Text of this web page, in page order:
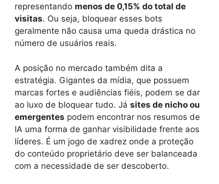
representando menos de 0,15% do total de
visitas. Ou seja, bloquear esses bots
geralmente não causa uma queda drástica no
número de usuários reais.
A posição no mercado também dita a
estratégia. Gigantes da mídia, que possuem
marcas fortes e audiências fiéis, podem se dar
ao luxo de bloquear tudo. Já sites de nicho ou
emergentes podem encontrar nos resumos de
IA uma forma de ganhar visibilidade frente aos
líderes. É um jogo de xadrez onde a proteção
do conteúdo proprietário deve ser balanceada
com a necessidade de ser descoberto.